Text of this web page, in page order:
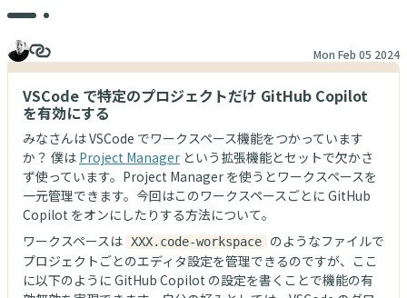
Mon Feb 05 2024
VSCode で特定のプロジェクトだけ GitHub Copilot
を有効にする
みなさんは VSCode でワークスペース機能をつかっています
か？ 僕は Project Manager という拡張機能とセットで欠かさ
ず使っています。Project Manager を使うとワークスペースを
一元管理できます。今回はこのワークスペースごとに GitHub
Copilot をオンにしたりする方法について。
ワークスペースは XXX.code-workspace
のようなファイルで
プロジェクトごとのエディタ設定を管理できるのですが、ここ
に以下のように GitHub Copilot の設定を書くことで機能の有